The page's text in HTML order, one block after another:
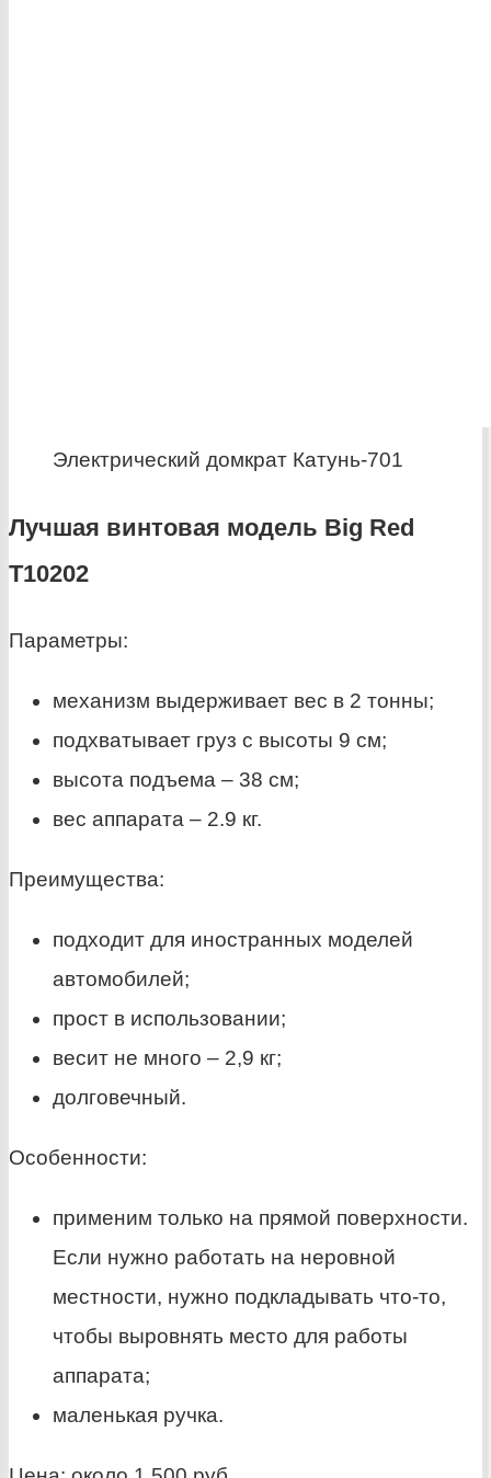
Электрический домкрат Катунь-701
Лучшая винтовая модель Big Red
T10202
Параметры:
механизм выдерживает вес в 2 тонны;
подхватывает груз с высоты 9 см;
высота подъема – 38 см;
вес аппарата – 2.9 кг.
Преимущества:
подходит для иностранных моделей
автомобилей;
прост в использовании;
весит не много – 2,9 кг;
долговечный.
Особенности:
применим только на прямой поверхности.
Если нужно работать на неровной
местности, нужно подкладывать что-то,
чтобы выровнять место для работы
аппарата;
маленькая ручка.